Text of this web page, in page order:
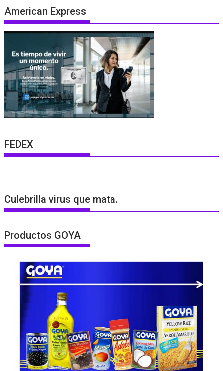
American Express
FEDEX
Culebrilla virus que mata.
Productos GOYA